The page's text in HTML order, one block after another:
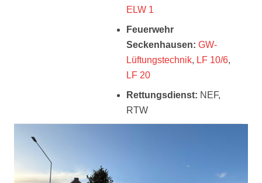
ELW 1
Feuerwehr
Seckenhausen: GW-
Lüftungstechnik, LF 10/6,
LF 20
Rettungsdienst: NEF,
RTW